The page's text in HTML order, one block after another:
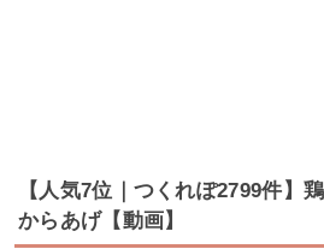
【人気7位｜つくれぽ2799件】
からあげ【動画】